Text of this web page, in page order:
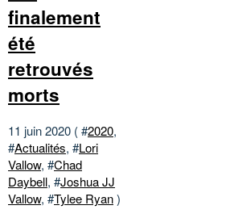
finalement
été
retrouvés
morts
11 juin 2020 ( #2020,
#Actualités, #Lori
Vallow, #Chad
Daybell, #Joshua JJ
Vallow, #Tylee Ryan)